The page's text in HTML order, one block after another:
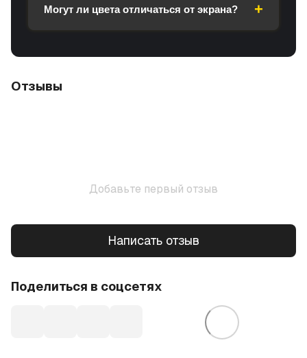
Могут ли цвета отличаться от экрана?
Отзывы
Добавьте первый отзыв
Написать отзыв
Поделиться в соцсетях